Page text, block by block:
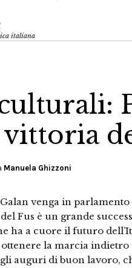
italiana
vittoria
Manuela Ghizzoni
venga in
Fus è un grande
ha a cuore il futuro
ottenere la marcia
auguri di buon lavoro,